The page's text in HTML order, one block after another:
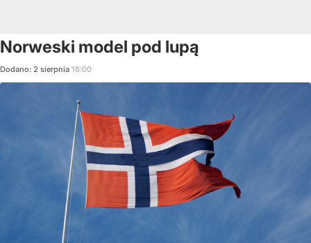
Norweski model pod lupą
Dodano: 2 sierpnia 16:00